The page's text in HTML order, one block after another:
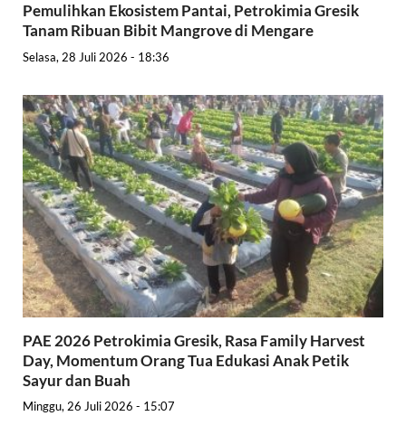
Pemulihkan Ekosistem Pantai, Petrokimia Gresik
Tanam Ribuan Bibit Mangrove di Mengare
Selasa, 28 Juli 2026 - 18:36
PAE 2026 Petrokimia Gresik, Rasa Family Harvest
Day, Momentum Orang Tua Edukasi Anak Petik
Sayur dan Buah
Minggu, 26 Juli 2026 - 15:07